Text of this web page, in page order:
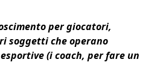
per giocatori,
soggetti che operano
(i coach, per fare un